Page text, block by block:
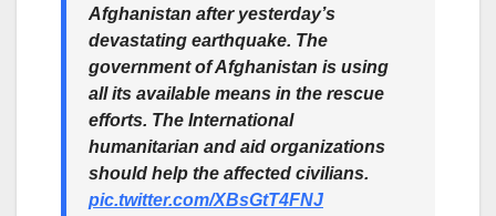
Afghanistan after yesterday’s
devastating earthquake. The
government of Afghanistan is using
all its available means in the rescue
efforts. The International
humanitarian and aid organizations
should help the affected civilians.
pic.twitter.com/XBsGtT4FNJ